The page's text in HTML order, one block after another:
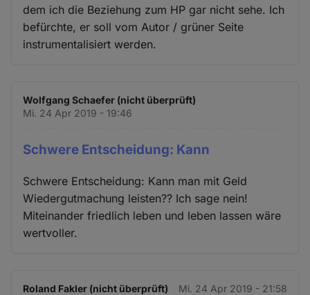
dem ich die Beziehung zum HP gar nicht sehe. Ich
befürchte, er soll vom Autor / grüner Seite
instrumentalisiert werden.
Wolfgang Schaefer (nicht überprüft)
Mi. 24 Apr 2019 - 19:46
Schwere Entscheidung: Kann
Schwere Entscheidung: Kann man mit Geld
Wiedergutmachung leisten?? Ich sage nein!
Miteinander friedlich leben und leben lassen wäre
wertvoller.
Roland Fakler (nicht überprüft) Mi. 24 Apr 2019 - 21:58